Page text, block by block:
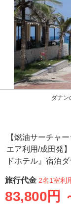
ダナン
【燃油サーチャ
エア利用/成田発
ドホテル』宿泊
旅行代金 2名1室利
83,800円